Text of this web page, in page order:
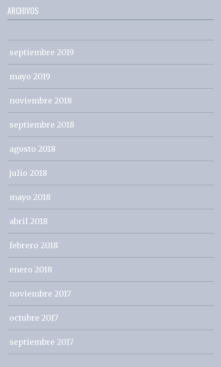
ARCHIVOS
septiembre 2019
mayo 2019
noviembre 2018
septiembre 2018
agosto 2018
julio 2018
mayo 2018
abril 2018
febrero 2018
enero 2018
noviembre 2017
octubre 2017
septiembre 2017